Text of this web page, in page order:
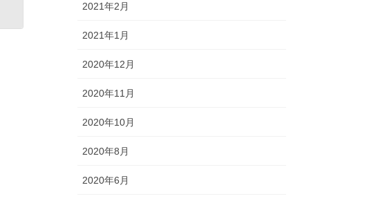
2021年2月
2021年1月
2020年12月
2020年11月
2020年10月
2020年8月
2020年6月